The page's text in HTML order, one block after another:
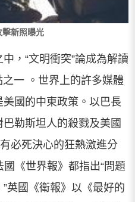
擊新照曝光
，“文明衝突”論成為解讀
之一 。世界上的許多媒體
國的中東政策。以巴長
勒斯坦人的殺戮及美國
必死決心的狂熱激進分
《世界報》都指出“問題
英國《衛報》以《最好的